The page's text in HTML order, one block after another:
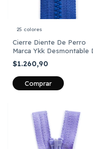
25 colores
Cierre Diente De Perro
Marca Ykk Desmontable
35 Cm X Unid
$1.260,90
Comprar